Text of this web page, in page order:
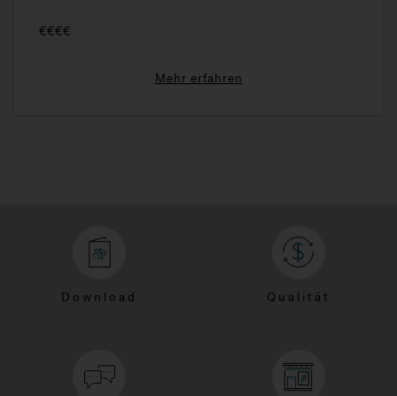
€€€€
Mehr erfahren
Download Qualität